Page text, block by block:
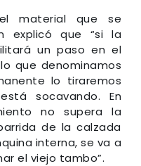
material que se
explicó que “si la
un paso en el
que denominamos
lo tiraremos
socavando. En
no supera la
de la calzada
interna, se va a
el viejo tambo”.